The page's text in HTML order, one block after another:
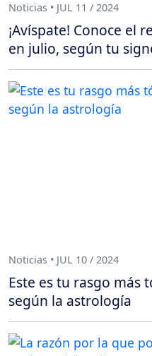
Noticias • JUL 11 / 2024
¡Avíspate! Conoce el
en julio, según tu
Noticias • JUL 10 / 2024
Este es tu rasgo más
según la astrología